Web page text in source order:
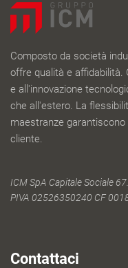
Composto da società
offre qualità e affidabilità.
e all'innovazione
che all'estero. La
maestranze
cliente.
ICM SpA Capitale Sociale
PIVA 02526350240 CF
Contattaci